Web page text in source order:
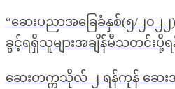
“ဆေးပညာအခြေခံနှစ်(၅/၂၀
ခွင့်ရရှိသူများအချိန်မီသတင်းပို့ရ
ဆေးတက္ကသိုလ် ၂ ရန်ကုန် ဆေးအ